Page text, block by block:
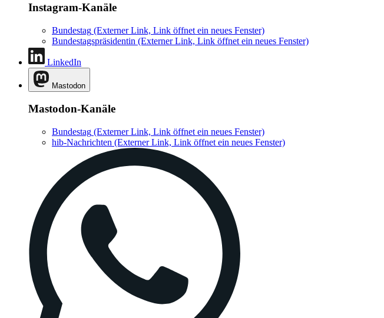
Instagram-Kanäle
Bundestag (Externer Link, Link öffnet ein neues Fenster)
Bundestagspräsidentin (Externer Link, Link öffnet ein neues Fenster)
LinkedIn
Mastodon
Mastodon-Kanäle
Bundestag (Externer Link, Link öffnet ein neues Fenster)
hib-Nachrichten (Externer Link, Link öffnet ein neues Fenster)